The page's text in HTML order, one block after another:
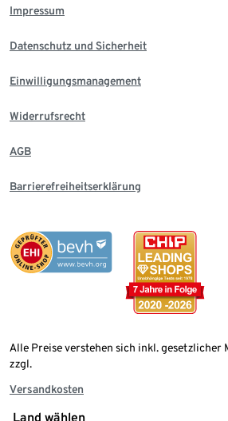
Impressum
Datenschutz und Sicherheit
Einwilligungsmanagement
Widerrufsrecht
AGB
Barrierefreiheitserklärung
Alle Preise verstehen sich inkl. gesetzlicher
zzgl.
Versandkosten
Land wählen